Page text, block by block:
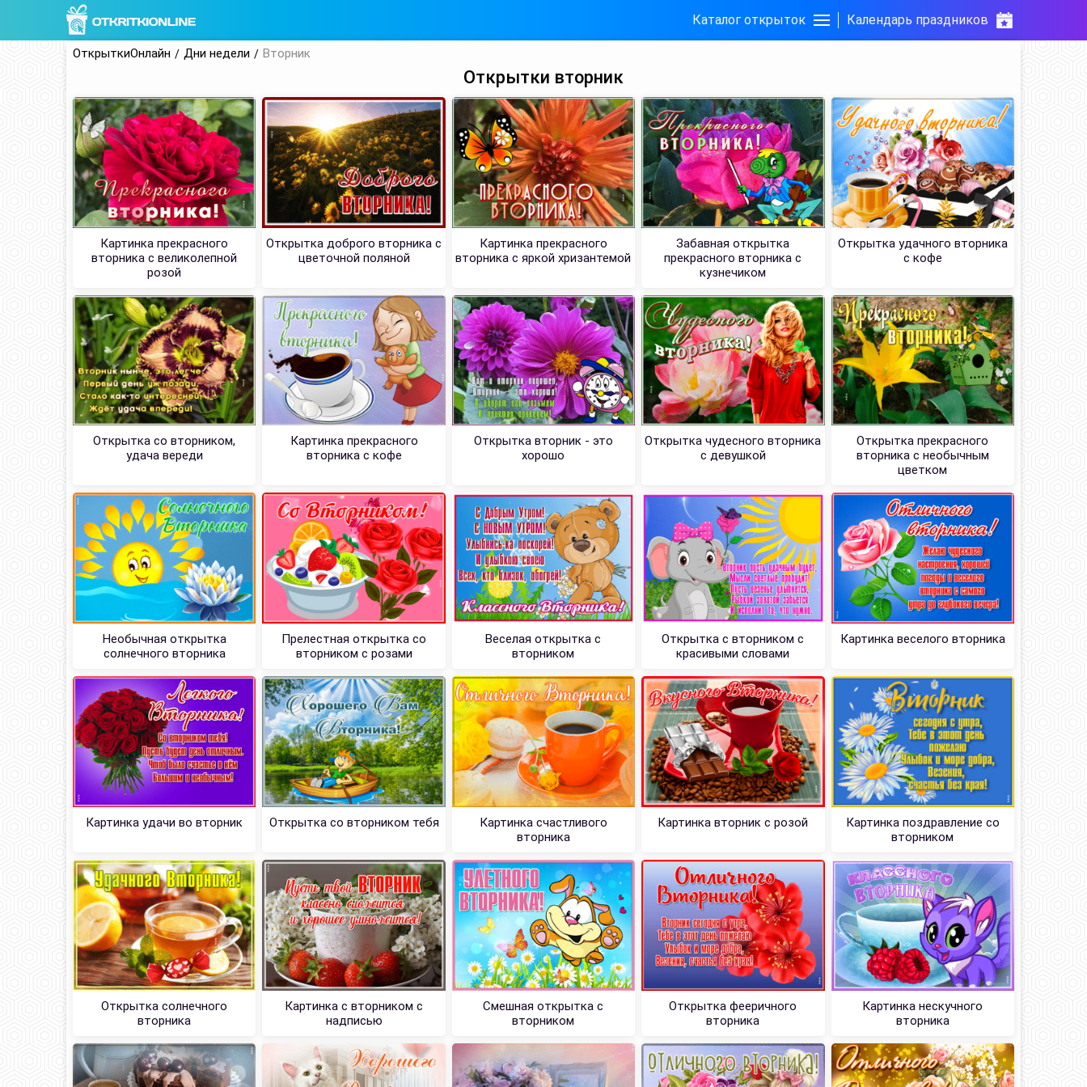
Каталог открыток Календарь праздников
ОткрыткиОнлайн Дни недели Вторник
Открытки вторник
Картинка прекрасного
вторника с великолепной
розой
Открытка доброго вторника с
цветочной поляной
Картинка прекрасного
вторника с яркой хризантемой
Забавная открытка
прекрасного вторника с
кузнечиком
Открытка удачного вторника
с кофе
Открытка со вторником,
удача вереди
Картинка прекрасного
вторника с кофе
Открытка вторник - это
хорошо
Открытка чудесного вторника
с девушкой
Открытка прекрасного
вторника с необычным
цветком
Необычная открытка
солнечного вторника
Прелестная открытка со
вторником с розами
Веселая открытка с
вторником
Открытка с вторником с
красивыми словами
Картинка веселого вторника
Картинка удачи во вторник Открытка со вторником тебя
Картинка счастливого
вторника
Картинка вторник с розой
Картинка поздравление со
вторником
Открытка солнечного
вторника
Картинка с вторником с
надписью
Смешная открытка с
вторником
Открытка фееричного
вторника
Картинка нескучного
вторника